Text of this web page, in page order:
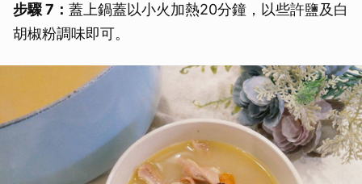
步驟 7： 蓋上鍋蓋以小火加熱20分鐘，以些許鹽及白
胡椒粉調味即可。